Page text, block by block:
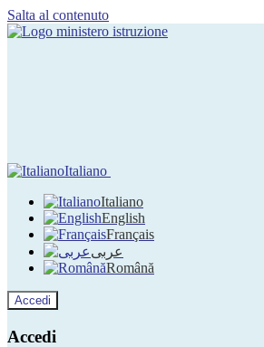
Salta al contenuto
Italiano
Italiano
English
Français
عربى
Română
Accedi
Accedi